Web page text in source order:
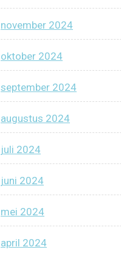
november 2024
oktober 2024
september 2024
augustus 2024
juli 2024
juni 2024
mei 2024
april 2024